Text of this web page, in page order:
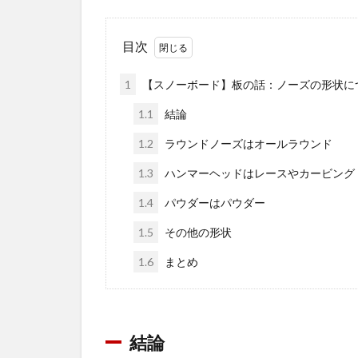
目次
1 【スノーボード】板の話：ノーズの形状
1.1 結論
1.2 ラウンドノーズはオールラウンド
1.3 ハンマーヘッドはレースやカービング
1.4 パウダーはパウダー
1.5 その他の形状
1.6 まとめ
結論